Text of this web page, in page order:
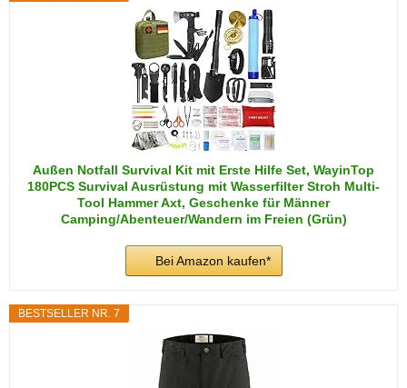
Außen Notfall Survival Kit mit Erste Hilfe Set, WayinTop
180PCS Survival Ausrüstung mit Wasserfilter Stroh Multi-
Tool Hammer Axt, Geschenke für Männer
Camping/Abenteuer/Wandern im Freien (Grün)
Bei Amazon kaufen*
BESTSELLER NR. 7